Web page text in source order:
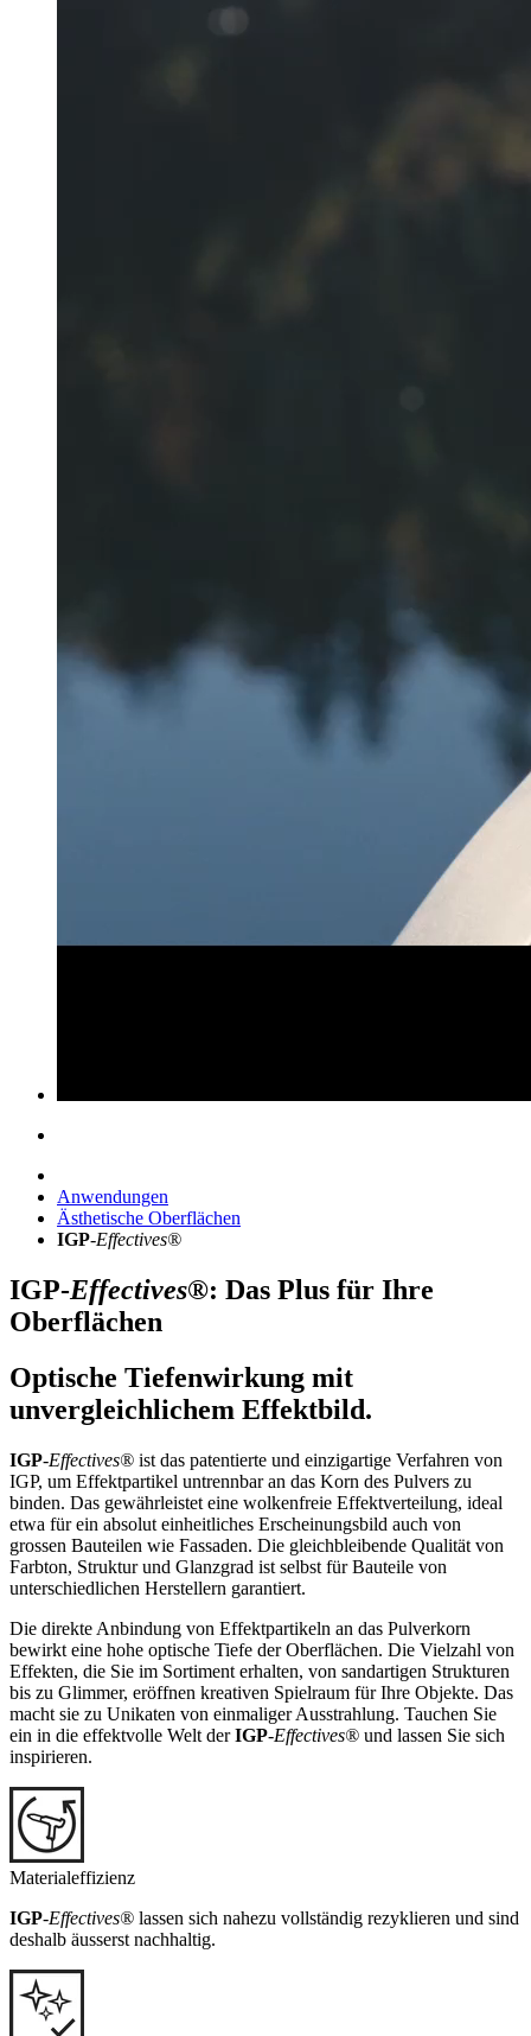
Anwendungen
Ästhetische Oberflächen
IGP-Effectives®
IGP-Effectives®: Das Plus für Ihre
Oberflächen
Optische Tiefenwirkung mit
unvergleichlichem Effektbild.
IGP-Effectives® ist das patentierte und einzigartige Verfahren von
IGP, um Effektpartikel untrennbar an das Korn des Pulvers zu
binden. Das gewährleistet eine wolkenfreie Effektverteilung, ideal
etwa für ein absolut einheitliches Erscheinungsbild auch von
grossen Bauteilen wie Fassaden. Die gleichbleibende Qualität von
Farbton, Struktur und Glanzgrad ist selbst für Bauteile von
unterschiedlichen Herstellern garantiert.
Die direkte Anbindung von Effektpartikeln an das Pulverkorn
bewirkt eine hohe optische Tiefe der Oberflächen. Die Vielzahl von
Effekten, die Sie im Sortiment erhalten, von sandartigen Strukturen
bis zu Glimmer, eröffnen kreativen Spielraum für Ihre Objekte. Das
macht sie zu Unikaten von einmaliger Ausstrahlung. Tauchen Sie
ein in die effektvolle Welt derIGP-Effectives® und lassen Sie sich
inspirieren.
Materialeffizienz
IGP-Effectives® lassen sich nahezu vollständig rezyklieren und sind
deshalb äusserst nachhaltig.